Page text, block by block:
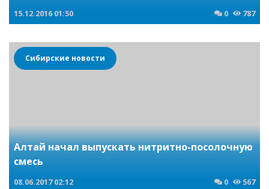
15.12.2016 01:50 0 787
Сибирские новости
Алтай начал выпускать нитритно-посолочную
смесь
08.06.2017 02:12 0 567